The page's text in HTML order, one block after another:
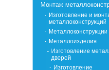
Монтаж
Изготовление и
металлоконструкций
Металлоконструкции
Металлоизделия
Изготовление
дверей
Изготовление